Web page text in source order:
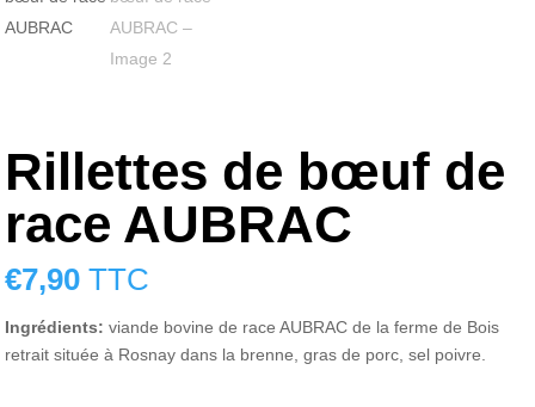
Rillettes de bœuf de
race AUBRAC
€7,90 TTC
Ingrédients:viande bovine de race AUBRAC de la ferme de Bois
retrait située à Rosnay dans la brenne, gras de porc, sel poivre.